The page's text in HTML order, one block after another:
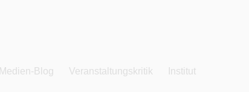
Medien-Blog Veranstaltungskritik Institut